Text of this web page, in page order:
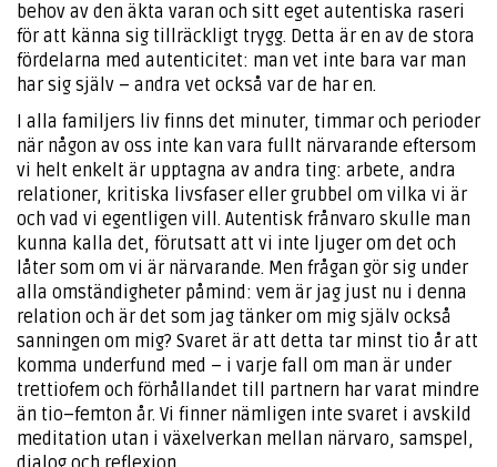
behov av den äkta varan och sitt eget autentiska raseri
för att känna sig tillräckligt trygg. Detta är en av de stora
fördelarna med autenticitet: man vet inte bara var man
har sig själv – andra vet också var de har en.
I alla familjers liv finns det minuter, timmar och perioder
när någon av oss inte kan vara fullt närvarande eftersom
vi helt enkelt är upptagna av andra ting: arbete, andra
relationer, kritiska livsfaser eller grubbel om vilka vi är
och vad vi egentligen vill. Autentisk frånvaro skulle man
kunna kalla det, förutsatt att vi inte ljuger om det och
låter som om vi är närvarande. Men frågan gör sig under
alla omständigheter påmind: vem är jag just nu i denna
relation och är det som jag tänker om mig själv också
sanningen om mig? Svaret är att detta tar minst tio år att
komma underfund med – i varje fall om man är under
trettiofem och förhållandet till partnern har varat mindre
än tio–femton år. Vi finner nämligen inte svaret i avskild
meditation utan i växelverkan mellan närvaro, samspel,